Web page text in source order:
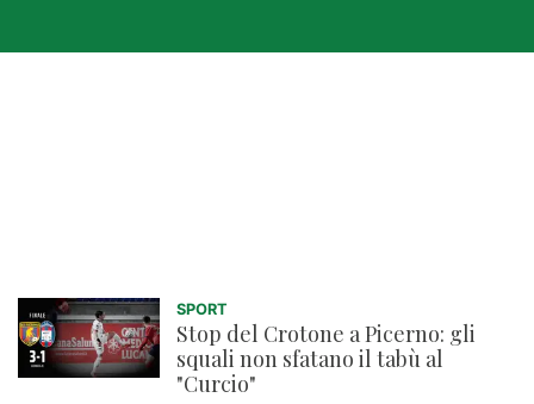
SPORT
Stop del Crotone a Picerno: gli
squali non sfatano il tabù al
"Curcio"